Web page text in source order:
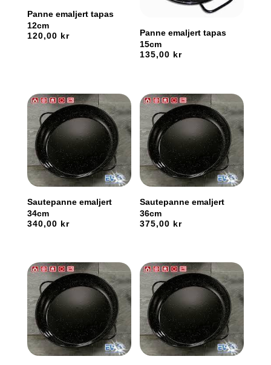
Panne emaljert tapas
12cm
120,00 kr
Panne emaljert tapas
15cm
135,00 kr
Sautepanne emaljert
34cm
340,00 kr
Sautepanne emaljert
36cm
375,00 kr